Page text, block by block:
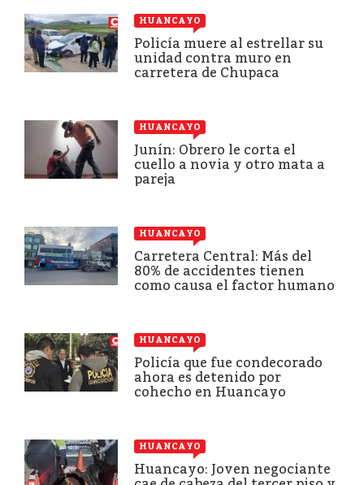
HUANCAYO
Policía muere al estrellar su
unidad contra muro en
carretera de Chupaca
HUANCAYO
Junín: Obrero le corta el
cuello a novia y otro mata a
pareja
HUANCAYO
Carretera Central: Más del
80% de accidentes tienen
como causa el factor humano
HUANCAYO
Policía que fue condecorado
ahora es detenido por
cohecho en Huancayo
HUANCAYO
Huancayo: Joven negociante